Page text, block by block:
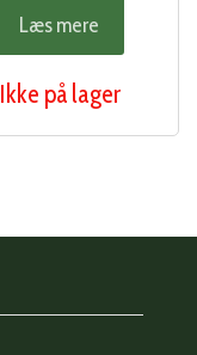
Læs mere
Ikke på lager